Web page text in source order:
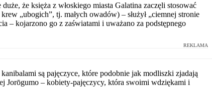
REKLAMA
że księża z włoskiego miasta Galatina zaczęli stosować
„ubogich”, tj. małych owadów) – służył „ciemnej stronie
– kojarzono go z zaświatami i uważano za podstępnego
są pajęczyce, które podobnie jak modliszki zjadają
Jorōgumo – kobiety-pajęczycy, która swoimi wdziękami i